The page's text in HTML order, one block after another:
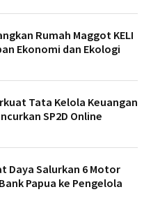
Rumah Maggot KELI
Ekonomi dan Ekologi
Tata Kelola Keuangan
SP2D Online
Daya Salurkan 6 Motor
Papua ke Pengelola